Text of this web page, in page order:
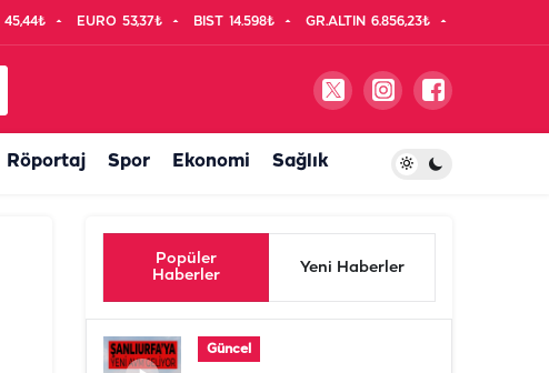
45,44₺ EURO 53,37₺ BIST 14.598₺ GR.ALTIN 6.856,23₺
Röportaj Spor Ekonomi Sağlık
Popüler
Haberler
Yeni Haberler
Güncel